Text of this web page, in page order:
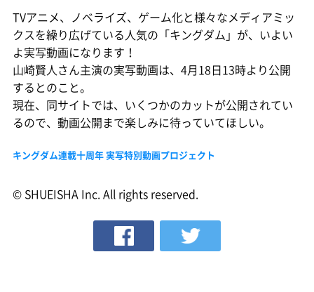
TVアニメ、ノベライズ、ゲーム化と様々なメディアミッ
クスを繰り広げている人気の「キングダム」が、いよい
よ実写動画になります！
山崎賢人さん主演の実写動画は、4月18日13時より公開
するとのこと。
現在、同サイトでは、いくつかのカットが公開されてい
るので、動画公開まで楽しみに待っていてほしい。
キングダム連載十周年 実写特別動画プロジェクト
© SHUEISHA Inc. All rights reserved.